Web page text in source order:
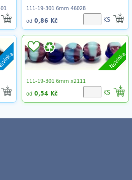
111-19-301 6mm 46028
od 0,86 Kč KS
Novinka
111-19-301 6mm x2111
od 0,54 Kč KS